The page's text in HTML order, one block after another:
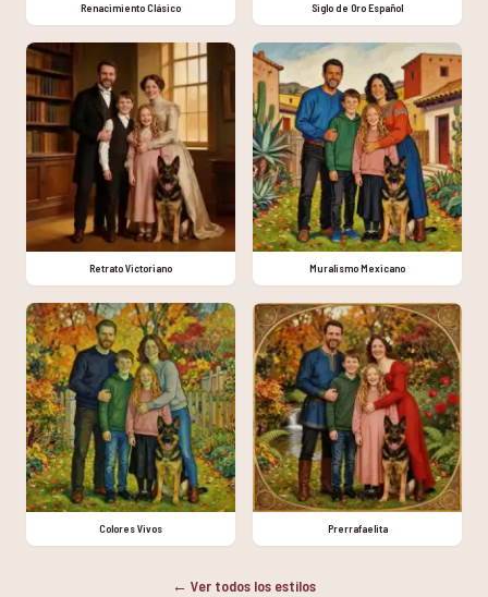
Renacimiento Clásico Siglo de Oro Español
Retrato Victoriano Muralismo Mexicano
Colores Vivos Prerrafaelita
← Ver todos los estilos